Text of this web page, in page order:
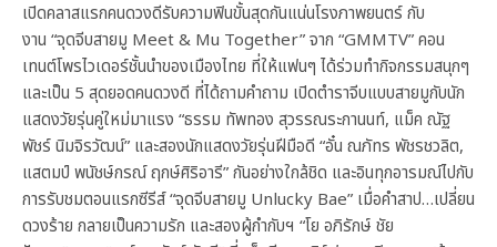
เปิดคลาสแรกคนดวงดีรับความฟินขั้นสุดกันแน่นโรงภาพยนตร์ กับ
งาน “จุดจีบสายมู Meet & Mu Together” จาก “GMMTV” คอน
เทนต์โพรไวเดอร์ชั้นนำของเมืองไทย ที่ให้แฟนๆ ได้ร่วมทำกิจกรรมสนุกๆ
และเป็น 5 สุดยอดคนดวงดี ที่ได้ถามคำถาม เปิดตำราจีบแบบสายมูกับนัก
แสดงวัยรุ่นคู่ใหม่มาแรง “ธรรม ทัพทอง สุวรรณระกานนท์, แม็ค ณัฐ
พัชร์ นิมจิรวัฒน์” และสองนักแสดงวัยรุ่นฝีมือดี “อั๋น ณภัทร พัชรชวลิต,
แสตมป์ พนัชษ์กรณ์ ฤกษ์ศิริอารี” กันอย่างใกล้ชิด และอินทุกอารมณ์ไปกับ
การรับชมตอนแรกซีรีส์ “จุดจีบสายมู Unlucky Bae” เมื่อคำสาป…เปลี่ยน
ดวงร้าย กลายเป็นความรัก และสองผู้กำกับฯ “โย อภิรักษ์ ชัย